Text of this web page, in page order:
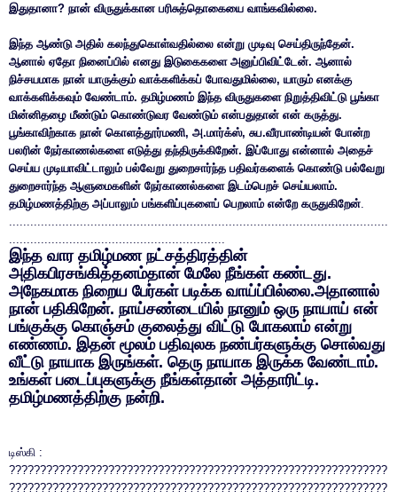
இதுதானா? நான் விருதுக்கான பரிசுத்தொகையை வாங்கவில்லை.
இந்த ஆண்டு அதில் கலந்துகொள்வதில்லை என்று முடிவு செய்திருந்தேன்.
ஆனால் ஏதோ நினைப்பில் எனது இடுகைகளை அனுப்பிவிட்டேன். ஆனால்
நிச்சயமாக நான் யாருக்கும் வாக்களிக்கப் போவதுமில்லை, யாரும் எனக்கு
வாக்களிக்கவும் வேண்டாம். தமிழ்மணம் இந்த விருதுகளை நிறுத்திவிட்டு பூங்கா
மின்னிதழை மீண்டும் கொண்டுவர வேண்டும் என்பதுதான் என் கருத்து.
பூங்காவிற்காக நான் கொளத்தூர்மணி, அ.மார்க்ஸ், சுப.வீரபாண்டியன் போன்ற
பலரின் நேர்காணல்களை எடுத்து தந்திருக்கிறேன். இப்போது என்னால் அதைச்
செய்ய முடியாவிட்டாலும் பல்வேறு துறைசார்ந்த பதிவர்களைக் கொண்டு பல்வேறு
துறைசார்ந்த ஆளுமைகளின் நேர்காணல்களை இடம்பெறச் செய்யலாம்.
தமிழ்மணத்திற்கு அப்பாலும் பங்களிப்புகளைப் பெறலாம் என்றே கருதுகிறேன்
இந்த வார தமிழ்மண நட்சத்திரத்தின்
அதிகபிரசங்கித்தனம்தான் மேலே நீங்கள் கண்டது.
அநேகமாக நிறைய பேர்கள் படிக்க வாய்ப்பில்லை.அதானால்
நான் பதிகிறேன். நாய்சண்டையில் நானும் ஒரு நாயாய் என்
பங்குக்கு கொஞ்சம் குலைத்து விட்டு போகலாம் என்று
எண்ணம். இதன் மூலம் பதிவுலக நண்பர்களுக்கு சொல்வது
வீட்டு நாயாக இருங்கள். தெரு நாயாக இருக்க வேண்டாம்.
உங்கள் படைப்புகளுக்கு நீங்கள்தான் அத்தாரிட்டி.
தமிழ்மணத்திற்கு நன்றி.
டிஸ்கி :
?????????????????????????????????????????????????????????????
?????????????????????????????????????????????????????????????